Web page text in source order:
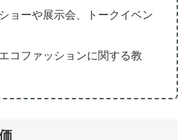
ョーや展示会、トークイベン
コファッションに関する教